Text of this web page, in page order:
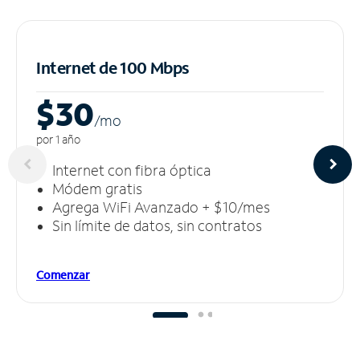
Internet de 100 Mbps
$30/mo
por 1 año
Internet con fibra óptica
Módem gratis
Agrega WiFi Avanzado + $10/mes
Sin límite de datos, sin contratos
Comenzar